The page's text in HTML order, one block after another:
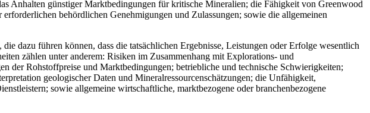
Anhalten günstiger Marktbedingungen für kritische Mineralien; die Fähigkeit von Greenwood
behördlichen Genehmigungen und Zulassungen; sowie die allgemeinen
dazu führen können, dass die tatsächlichen Ergebnisse, Leistungen oder Erfolge wesentlich
zählen unter anderem: Risiken im Zusammenhang mit Explorations- und
der Rohstoffpreise und Marktbedingungen; betriebliche und technische Schwierigkeiten;
geologischer Daten und Mineralressourcenschätzungen; die Unfähigkeit,
sowie allgemeine wirtschaftliche, marktbezogene oder branchenbezogene